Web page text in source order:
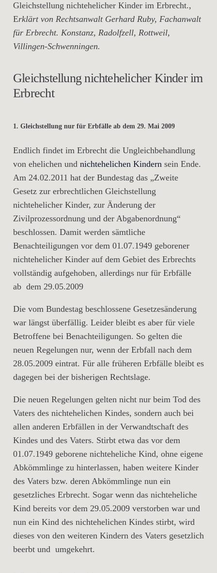
Gleichstellung nichtehelicher Kinder im Erbrecht.,
Erklärt von Rechtsanwalt Gerhard Ruby, Fachanwalt
für Erbrecht. Konstanz, Radolfzell, Rottweil,
Villingen-Schwenningen.
Gleichstellung nichtehelicher Kinder im
Erbrecht
1. Gleichstellung nur für Erbfälle ab dem 29. Mai 2009
Endlich findet im Erbrecht die Ungleichbehandlung
von ehelichen und nichtehelichen Kindern sein Ende.
Am 24.02.2011 hat der Bundestag das „Zweite
Gesetz zur erbrechtlichen Gleichstellung
nichtehelicher Kinder, zur Änderung der
Zivilprozessordnung und der Abgabenordnung“
beschlossen. Damit werden sämtliche
Benachteiligungen vor dem 01.07.1949 geborener
nichtehelicher Kinder auf dem Gebiet des Erbrechts
vollständig aufgehoben, allerdings nur für Erbfälle
ab dem 29.05.2009
Die vom Bundestag beschlossene Gesetzesänderung
war längst überfällig. Leider bleibt es aber für viele
Betroffene bei Benachteiligungen. So gelten die
neuen Regelungen nur, wenn der Erbfall nach dem
28.05.2009 eintrat. Für alle früheren Erbfälle bleibt es
dagegen bei der bisherigen Rechtslage.
Die neuen Regelungen gelten nicht nur beim Tod des
Vaters des nichtehelichen Kindes, sondern auch bei
allen anderen Erbfällen in der Verwandtschaft des
Kindes und des Vaters. Stirbt etwa das vor dem
01.07.1949 geborene nichteheliche Kind, ohne eigene
Abkömmlinge zu hinterlassen, haben weitere Kinder
des Vaters bzw. deren Abkömmlinge nun ein
gesetzliches Erbrecht. Sogar wenn das nichteheliche
Kind bereits vor dem 29.05.2009 verstorben war und
nun ein Kind des nichtehelichen Kindes stirbt, wird
dieses von den weiteren Kindern des Vaters gesetzlich
beerbt und umgekehrt.